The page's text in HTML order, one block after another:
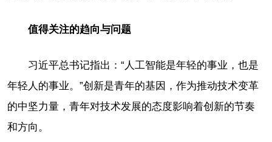
值得关注的趋向与问题
习近平总书记指出：“人工智能是年轻的事业，也是
年轻人的事业。”创新是青年的基因，作为推动技术变革
的中坚力量，青年对技术发展的态度影响着创新的节奏
和方向。